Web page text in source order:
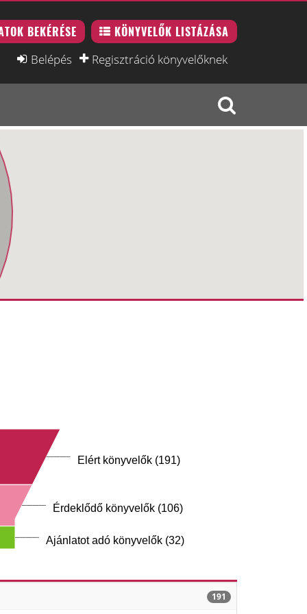
BEKÉRÉSE KÖNYVELŐK LISTÁZÁSA
Belépés Regisztráció könyvelőknek
Elért könyvelők (191)
Érdeklődő könyvelők (106)
Ajánlatot adó könyvelők (32)
191